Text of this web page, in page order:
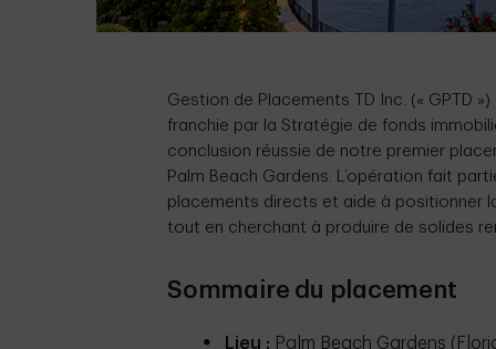
Gestion de Placements TD Inc. (« GPTD
franchie par la Stratégie de fonds
conclusion réussie de notre premier
Palm Beach Gardens. L’opération fait
placements directs et aide à positionner
tout en cherchant à produire de solides
Sommaire du placement
Lieu : Palm Beach Gardens